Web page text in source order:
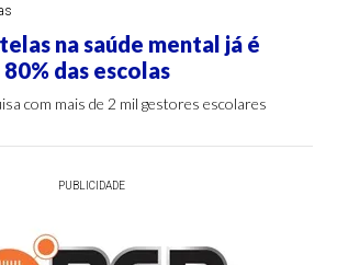
na saúde mental já é
das escolas
com mais de 2 mil gestores escolares
PUBLICIDADE